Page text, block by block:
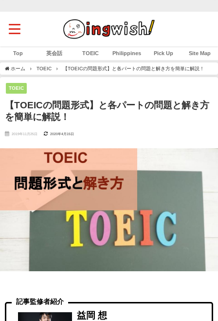
Top 英会話 TOEIC Philippines Pick Up Site Map
ホーム TOEIC 【TOEICの問題形式】と各パートの問題と解き方を簡単に解説！
TOEIC
【TOEICの問題形式】と各パートの問題と解き方
を簡単に解説！
2019年11月25日 2020年4月15日
記事監修者紹介
益岡 想